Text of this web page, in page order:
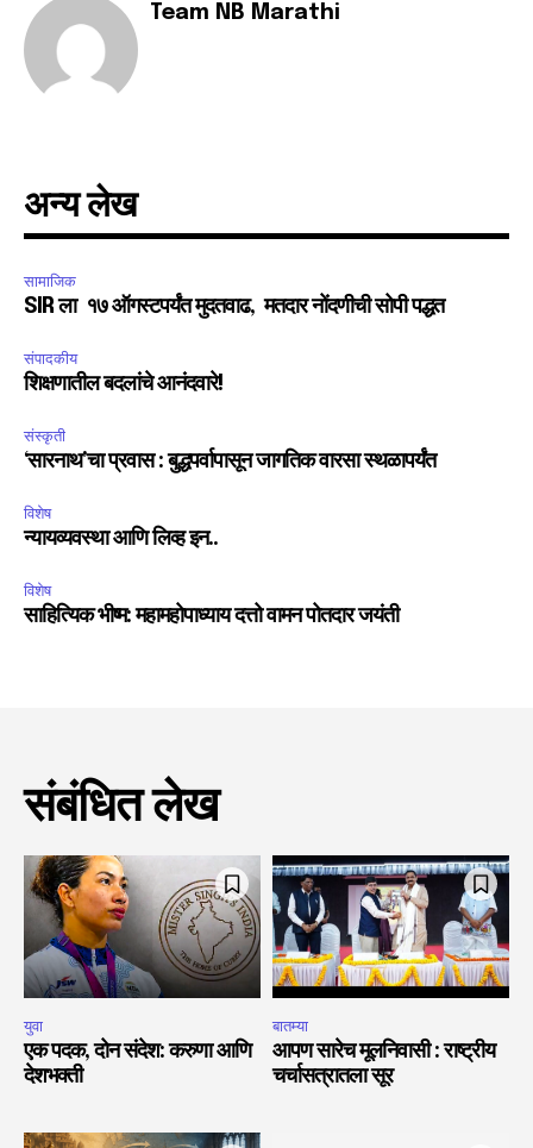
Team NB Marathi
अन्य लेख
सामाजिक
SIR ला १७ ऑगस्टपर्यंत मुदतवाढ, मतदार नोंदणीची सोपी पद्धत
संपादकीय
शिक्षणातील बदलांचे आनंदवारे!
संस्कृती
‘सारनाथ’चा प्रवास : बुद्धपर्वापासून जागतिक वारसा स्थळापर्यंत
विशेष
न्यायव्यवस्था आणि लिव्ह इन..
विशेष
साहित्यिक भीष्म: महामहोपाध्याय दत्तो वामन पोतदार जयंती
संबंधित लेख
युवा
एक पदक, दोन संदेश: करुणा आणि
देशभक्ती
बातम्या
आपण सारेच मूलनिवासी : राष्ट्रीय
चर्चासत्रातला सूर